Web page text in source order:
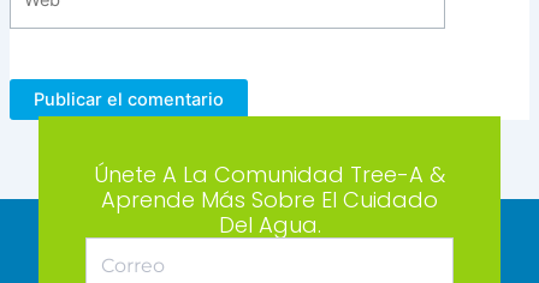
Únete A La Comunidad Tree-A &
Aprende Más Sobre El Cuidado
Del Agua.